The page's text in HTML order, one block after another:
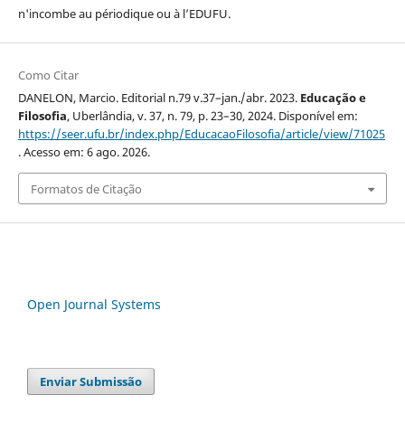
n'incombe au périodique ou à l’EDUFU.
Como Citar
DANELON, Marcio. Editorial n.79 v.37–jan./abr. 2023. Educação e
Filosofia, Uberlândia, v. 37, n. 79, p. 23–30, 2024. Disponível em:
https://seer.ufu.br/index.php/EducacaoFilosofia/article/view/71025
. Acesso em: 6 ago. 2026.
Formatos de Citação
Open Journal Systems
Enviar Submissão